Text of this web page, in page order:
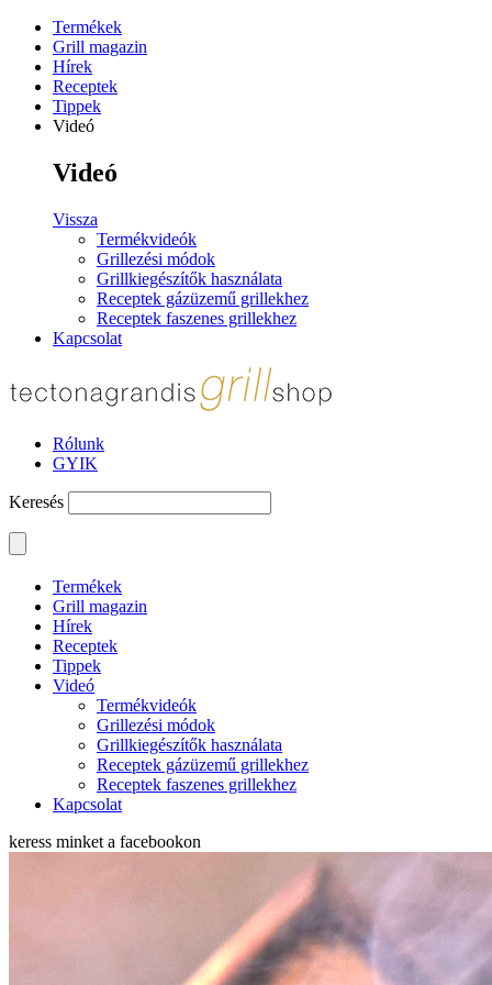
Termékek
Grill magazin
Hírek
Receptek
Tippek
Videó
Videó
Vissza
Termékvideók
Grillezési módok
Grillkiegészítők használata
Receptek gázüzemű grillekhez
Receptek faszenes grillekhez
Kapcsolat
Rólunk
GYIK
Keresés
Termékek
Grill magazin
Hírek
Receptek
Tippek
Videó
Termékvideók
Grillezési módok
Grillkiegészítők használata
Receptek gázüzemű grillekhez
Receptek faszenes grillekhez
Kapcsolat
keress minket a facebookon